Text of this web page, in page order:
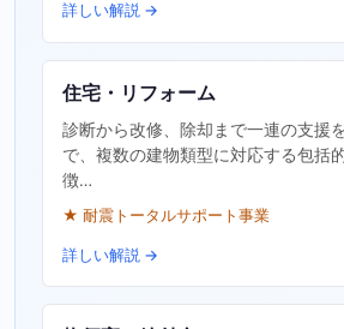
詳しい解説 →
住宅・リフォーム
診断から改修、除却まで一連の支援
で、複数の建物類型に対応する包括
徴…
★ 耐震トータルサポート事業
詳しい解説 →